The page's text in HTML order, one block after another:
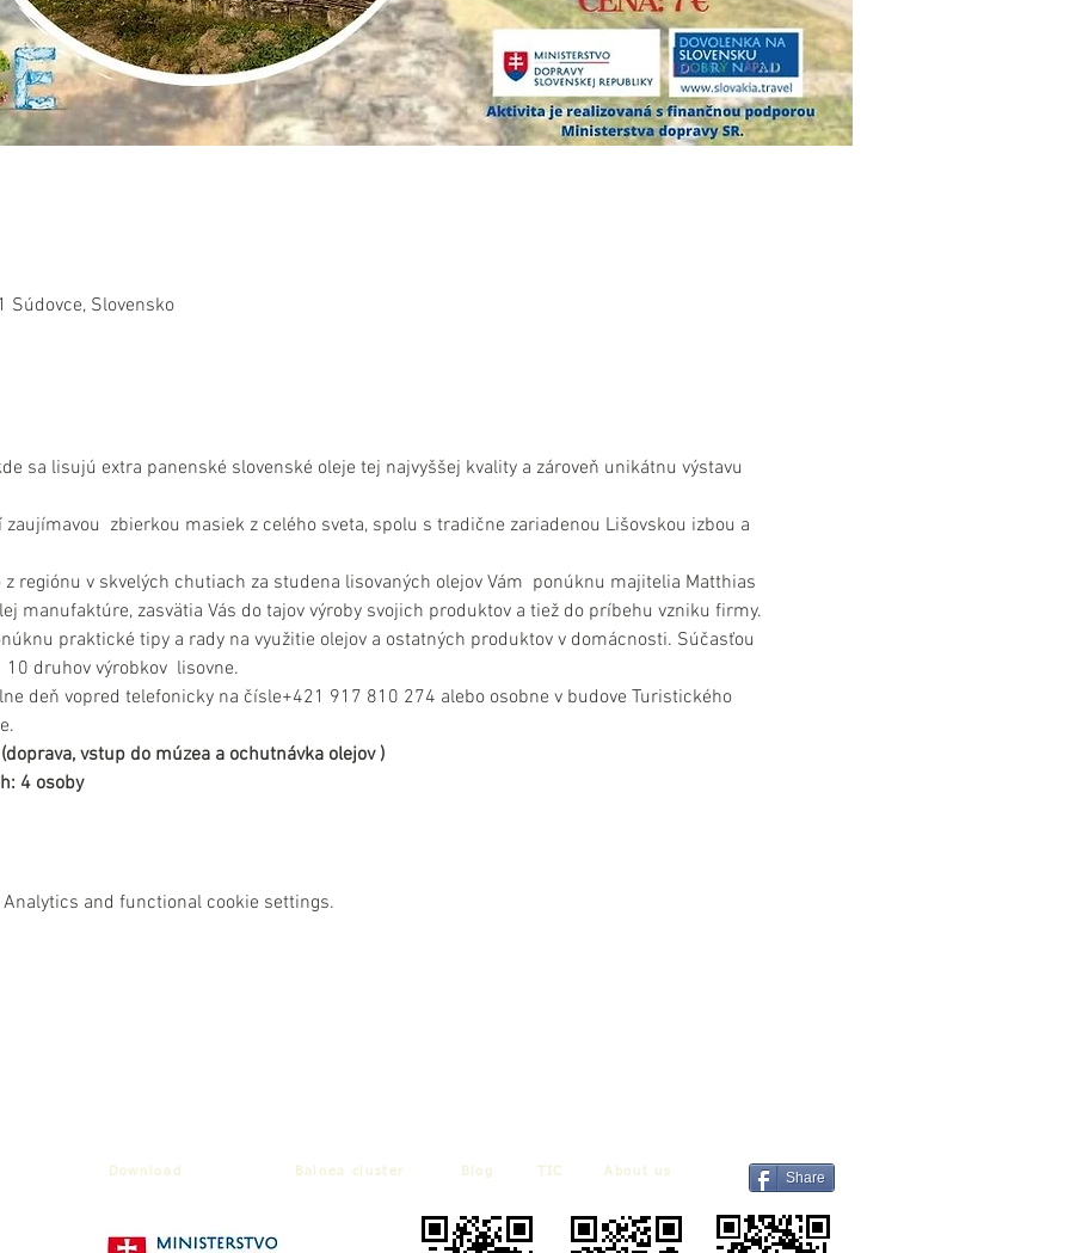
Súdovce, Slovensko
sa lisujú extra panenské slovenské oleje tej najvyššej kvality a zároveň unikátnu výstavu
zaujímavou  zbierkou masiek z celého sveta, spolu s tradične zariadenou Lišovskou izbou a
regiónu v skvelých chutiach za studena lisovaných olejov Vám  ponúknu majitelia Matthias
manufaktúre, zasvätia Vás do tajov výroby svojich produktov a tiež do príbehu vzniku firmy.
praktické tipy a rady na využitie olejov a ostatných produktov v domácnosti. Súčasťou
druhov výrobkov  lisovne.
deň vopred telefonicky na čísle+421 917 810 274 alebo osobne v budove Turistického
vstup do múzea a ochutnávka olejov )
4 osoby
and functional cookie settings.
Download Balnea cluster Blog TIC About us Share